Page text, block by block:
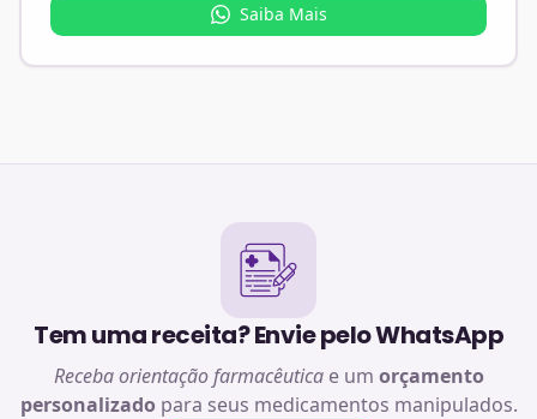
Saiba Mais
Tem uma receita? Envie pelo WhatsApp
Receba orientação farmacêuticae um orçamento
personalizado para seus medicamentos manipulados.